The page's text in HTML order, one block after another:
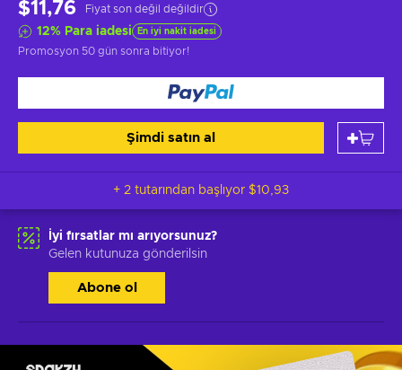
$11,76 Fiyat son değil değildir
12% Para iadesi En iyi nakit iadesi
Promosyon 50 gün sonra bitiyor!
Şimdi satın al
+ 2 tutarından başlıyor $10,93
İyi fırsatlar mı arıyorsunuz?
Gelen kutunuza gönderilsin
Abone ol